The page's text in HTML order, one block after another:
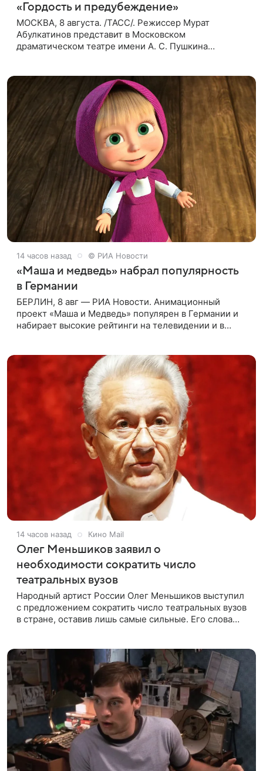
«Гордость и предубеждение»
МОСКВА, 8 августа. /ТАСС/. Режиссер Мурат
Абулкатинов представит в Московском
драматическом театре имени А. С. Пушкина
14 часов назад © РИА Новости
«Маша и медведь» набрал популярность
в Германии
БЕРЛИН, 8 авг — РИА Новости. Анимационный
проект «Маша и Медведь» популярен в Германии и
набирает высокие рейтинги на телевидении и в
14 часов назад Кино Mail
Олег Меньшиков заявил о
необходимости сократить число
театральных вузов
Народный артист России Олег Меньшиков выступил
с предложением сократить число театральных вузов
в стране, оставив лишь самые сильные. Его слова